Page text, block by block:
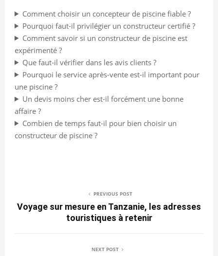
Comment choisir un concepteur de piscine fiable ?
Pourquoi faut-il privilégier un constructeur certifié ?
Comment savoir si un constructeur de piscine est
expérimenté ?
Que faut-il vérifier dans les avis clients ?
Pourquoi le service après-vente est-il important pour
une piscine ?
Un devis moins cher est-il forcément une bonne
affaire ?
Combien de temps faut-il pour bien choisir un
constructeur de piscine ?
PREVIOUS POST
Voyage sur mesure en Tanzanie, les adresses
touristiques à retenir
NEXT POST